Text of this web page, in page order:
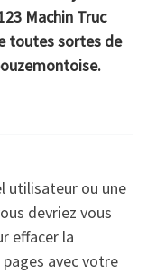
Machin Truc
toutes sortes de
utilisateur ou une
devriez vous
effacer la
avec votre